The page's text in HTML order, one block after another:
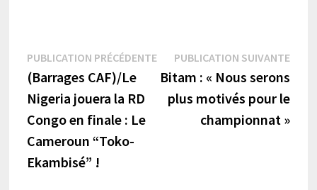
Navigation
de
l’article
PUBLICATION PRÉCÉDENTEPublication
précédente :
(Barrages CAF)/Le
Nigeria jouera la RD
Congo en finale : Le
Cameroun “Toko-
Ekambisé” !
PUBLICATION SUIVANTE
Bitam : « Nous serons
plus motivés pour le
championnat »